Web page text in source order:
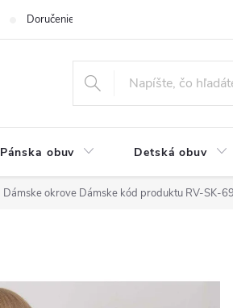
Doručenie a platba
Pánska obuv Detská obuv
Dámske okrove Dámske kód produktu RV-SK-